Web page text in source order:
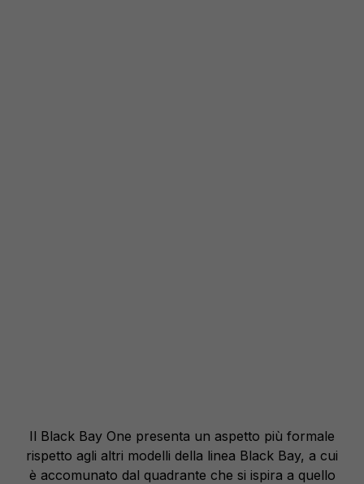
Il Black Bay One presenta un aspetto più formale
rispetto agli altri modelli della linea Black Bay, a cui
è accomunato dal quadrante che si ispira a quello